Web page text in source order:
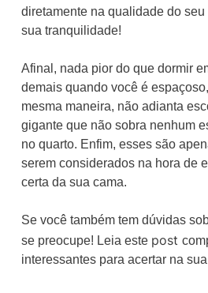
diretamente na qualidade do
sua tranquilidade!
Afinal, nada pior do que dormir
demais quando você é
mesma maneira, não adianta
gigante que não sobra nenhum
no quarto. Enfim, esses são
serem considerados na hora de
certa da sua cama.
Se você também tem dúvidas
se preocupe! Leia este post
interessantes para acertar na